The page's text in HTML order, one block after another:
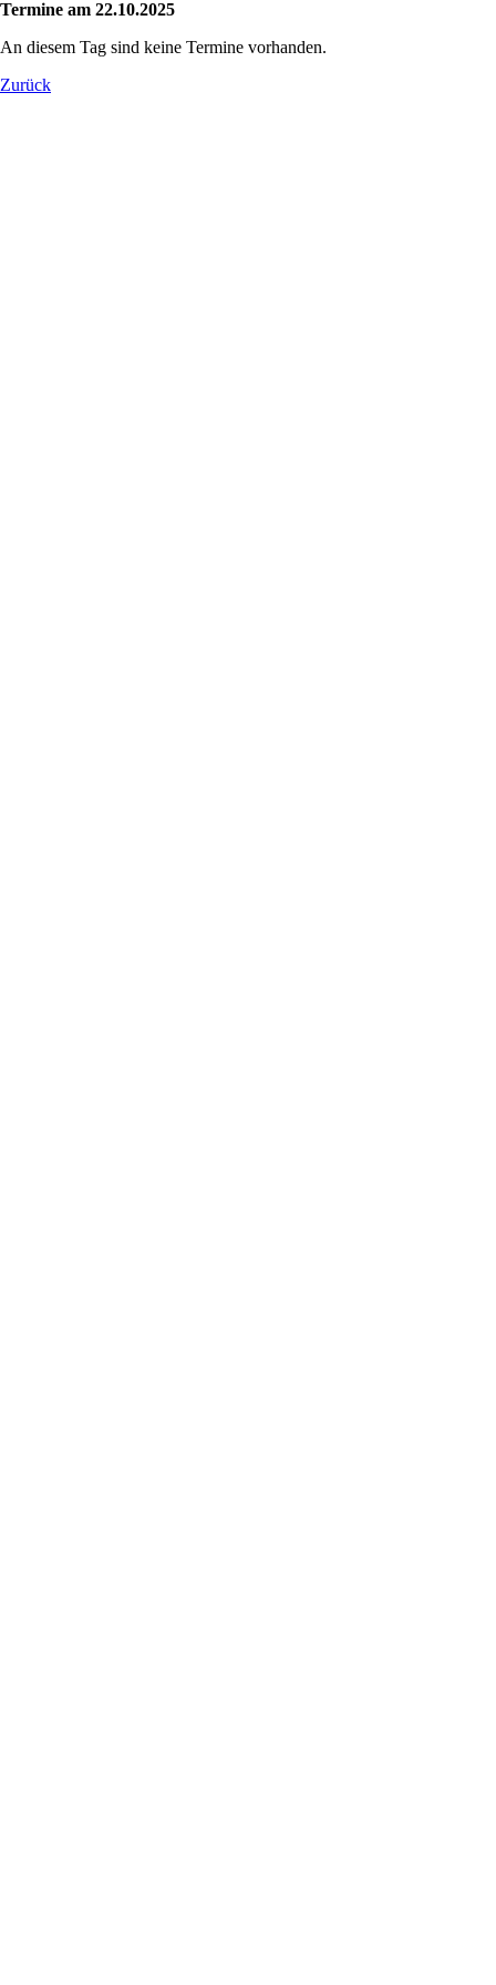
Termine am 22.10.2025
An diesem Tag sind keine Termine vorhanden.
Zurück